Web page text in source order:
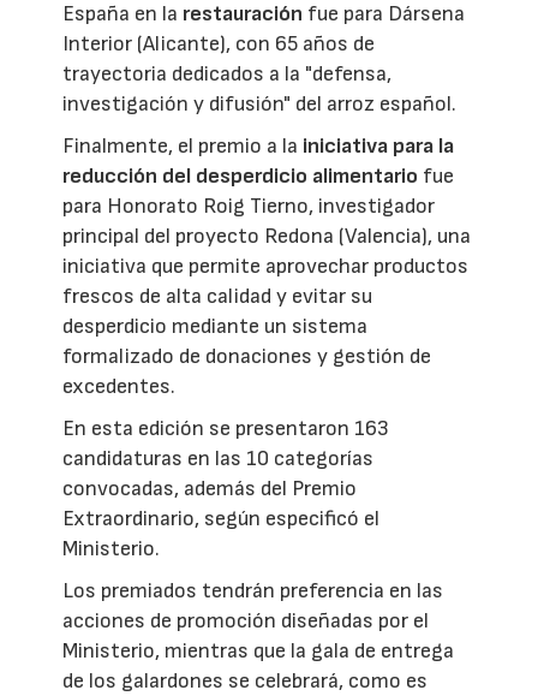
España en la restauración fue para Dársena
Interior (Alicante), con 65 años de
trayectoria dedicados a la "defensa,
investigación y difusión" del arroz español.
Finalmente, el premio a la iniciativa para la
reducción del desperdicio alimentario fue
para Honorato Roig Tierno, investigador
principal del proyecto Redona (Valencia), una
iniciativa que permite aprovechar productos
frescos de alta calidad y evitar su
desperdicio mediante un sistema
formalizado de donaciones y gestión de
excedentes.
En esta edición se presentaron 163
candidaturas en las 10 categorías
convocadas, además del Premio
Extraordinario, según especificó el
Ministerio.
Los premiados tendrán preferencia en las
acciones de promoción diseñadas por el
Ministerio, mientras que la gala de entrega
de los galardones se celebrará, como es